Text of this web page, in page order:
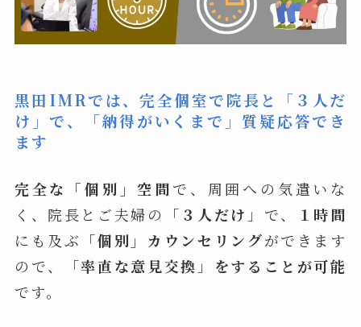
黒田IMRでは、完全個室で院長と「３人だ
け」で、「納得がいくまで」質疑応答でき
ます
完全な「個別」空間で、周囲への気遣いな
く、院長とご夫婦の「 ３人だけ 」で、
１時間
にも及ぶ「個別」カウンセリングができます
ので、「率直な意見交換 」 をすることが可能
です。